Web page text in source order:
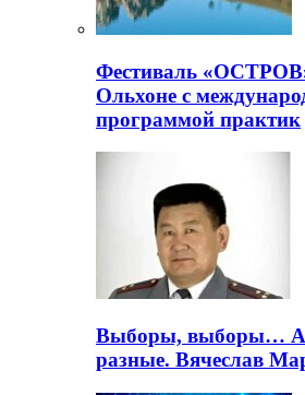
Фестиваль
Ольхоне с
программой практик
Выборы, выборы… А
разные. Вячеслав